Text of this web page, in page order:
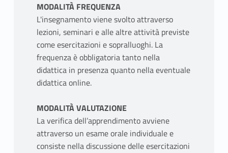
MODALITÀ FREQUENZA
L'insegnamento viene svolto attraverso
lezioni, seminari e alle altre attività previste
come esercitazioni e sopralluoghi. La
frequenza è obbligatoria tanto nella
didattica in presenza quanto nella eventuale
didattica online.
MODALITÀ VALUTAZIONE
La verifica dell’apprendimento avviene
attraverso un esame orale individuale e
consiste nella discussione delle esercitazioni